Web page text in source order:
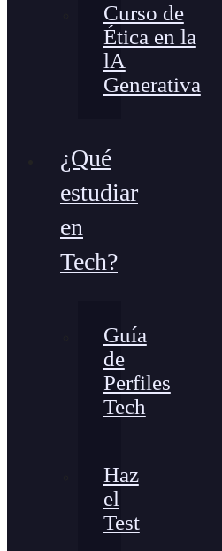
Curso de
Ética en la
lA
Generativa
¿Qué
estudiar
en
Tech?
Guía
de
Perfiles
Tech
Haz
el
Test